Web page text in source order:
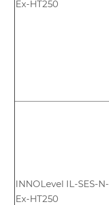
Ex-HT250
INNOLevel IL-SES-N-
Ex-HT250